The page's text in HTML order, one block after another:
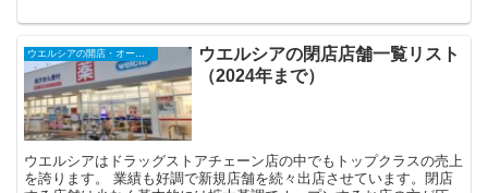
ウエルシアの閉店店舗一覧リスト
（2024年まで）
ウエルシアはドラッグストアチェーン店の中でもトップクラスの売上
を誇ります。 業績も好調で新規店舗を続々出店させています。閉店